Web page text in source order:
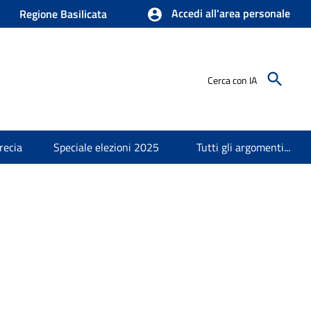
Regione Basilicata Accedi all'area personale
Cerca con IA
Speciale elezioni 2025 Tutti gli argomenti...